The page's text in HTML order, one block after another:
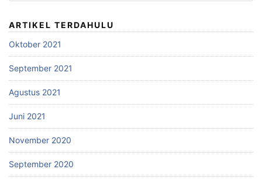
ARTIKEL TERDAHULU
Oktober 2021
September 2021
Agustus 2021
Juni 2021
November 2020
September 2020